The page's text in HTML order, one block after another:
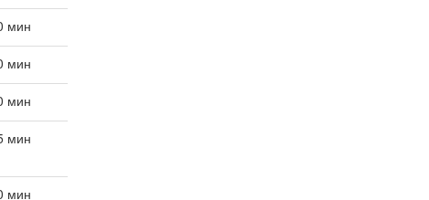
мин
мин
мин
мин
мин